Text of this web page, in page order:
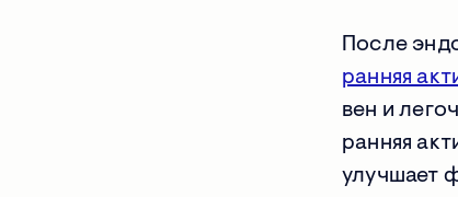
После
ранняя
вен и
ранняя
улучшает